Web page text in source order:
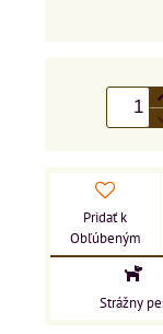
Pridať k
Obľúbeným
Strážny